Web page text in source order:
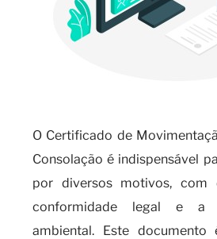
O Certificado de
Consolação é indispensável
por diversos motivos, com
conformidade legal e a
ambiental. Este documento